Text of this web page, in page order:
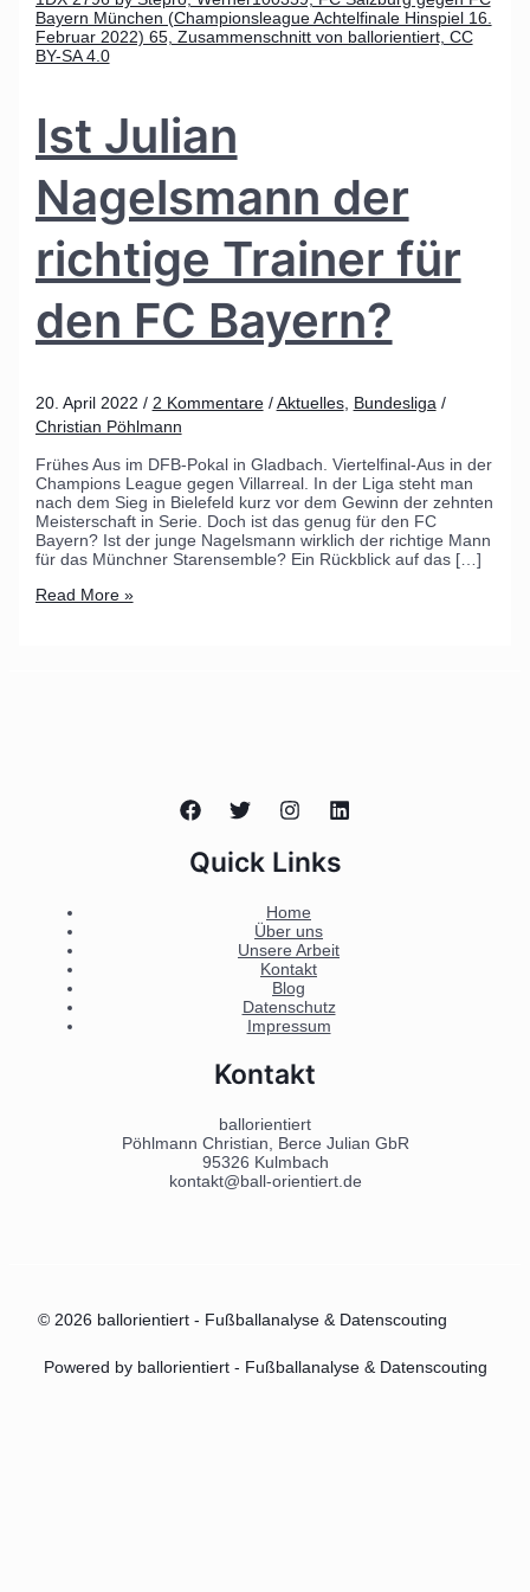
Ist Julian
Nagelsmann der
richtige Trainer für
den FC Bayern?
20. April 2022 / 2 Kommentare /Aktuelles, Bundesliga /
Christian Pöhlmann
Frühes Aus im DFB-Pokal in Gladbach. Viertelfinal-Aus in der
Champions League gegen Villarreal. In der Liga steht man
nach dem Sieg in Bielefeld kurz vor dem Gewinn der zehnten
Meisterschaft in Serie. Doch ist das genug für den FC
Bayern? Ist der junge Nagelsmann wirklich der richtige Mann
für das Münchner Starensemble? Ein Rückblick auf das […]
Read More »
Quick Links
Home
Über uns
Unsere Arbeit
Kontakt
Blog
Datenschutz
Impressum
Kontakt
ballorientiert
Pöhlmann Christian, Berce Julian GbR
95326 Kulmbach
kontakt@ball-orientiert.de
© 2026 ballorientiert - Fußballanalyse & Datenscouting
Powered by ballorientiert - Fußballanalyse & Datenscouting